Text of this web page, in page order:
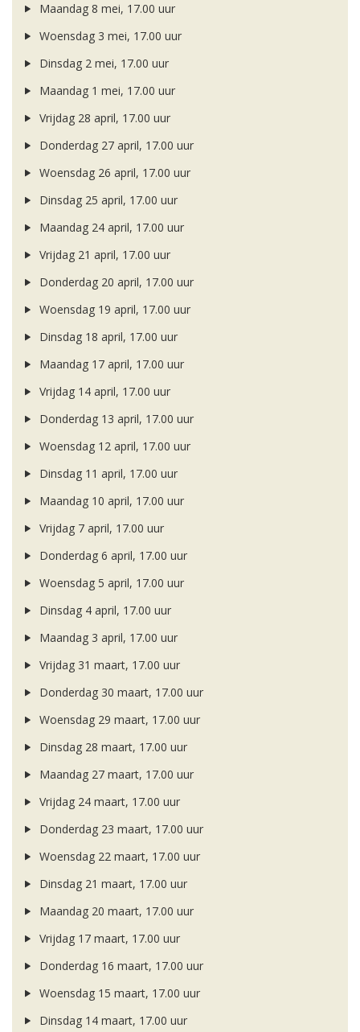
Maandag 8 mei, 17.00 uur
Woensdag 3 mei, 17.00 uur
Dinsdag 2 mei, 17.00 uur
Maandag 1 mei, 17.00 uur
Vrijdag 28 april, 17.00 uur
Donderdag 27 april, 17.00 uur
Woensdag 26 april, 17.00 uur
Dinsdag 25 april, 17.00 uur
Maandag 24 april, 17.00 uur
Vrijdag 21 april, 17.00 uur
Donderdag 20 april, 17.00 uur
Woensdag 19 april, 17.00 uur
Dinsdag 18 april, 17.00 uur
Maandag 17 april, 17.00 uur
Vrijdag 14 april, 17.00 uur
Donderdag 13 april, 17.00 uur
Woensdag 12 april, 17.00 uur
Dinsdag 11 april, 17.00 uur
Maandag 10 april, 17.00 uur
Vrijdag 7 april, 17.00 uur
Donderdag 6 april, 17.00 uur
Woensdag 5 april, 17.00 uur
Dinsdag 4 april, 17.00 uur
Maandag 3 april, 17.00 uur
Vrijdag 31 maart, 17.00 uur
Donderdag 30 maart, 17.00 uur
Woensdag 29 maart, 17.00 uur
Dinsdag 28 maart, 17.00 uur
Maandag 27 maart, 17.00 uur
Vrijdag 24 maart, 17.00 uur
Donderdag 23 maart, 17.00 uur
Woensdag 22 maart, 17.00 uur
Dinsdag 21 maart, 17.00 uur
Maandag 20 maart, 17.00 uur
Vrijdag 17 maart, 17.00 uur
Donderdag 16 maart, 17.00 uur
Woensdag 15 maart, 17.00 uur
Dinsdag 14 maart, 17.00 uur